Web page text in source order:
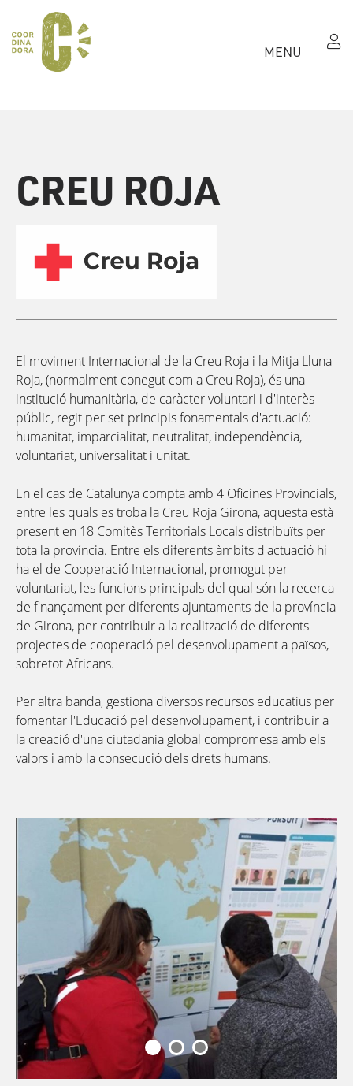
MENU
CREU ROJA
El moviment Internacional de la Creu Roja i la Mitja Lluna
Roja, (normalment conegut com a Creu Roja), és una
institució humanitària, de caràcter voluntari i d'interès
públic, regit per set principis fonamentals d'actuació:
humanitat, imparcialitat, neutralitat, independència,
voluntariat, universalitat i unitat.
En el cas de Catalunya compta amb 4 Oficines Provincials,
entre les quals es troba la Creu Roja Girona, aquesta està
present en 18 Comitès Territorials Locals distribuïts per
tota la província. Entre els diferents àmbits d'actuació hi
ha el de Cooperació Internacional, promogut per
voluntariat, les funcions principals del qual són la recerca
de finançament per diferents ajuntaments de la província
de Girona, per contribuir a la realització de diferents
projectes de cooperació pel desenvolupament a països,
sobretot Africans.
Per altra banda, gestiona diversos recursos educatius per
fomentar l'Educació pel desenvolupament, i contribuir a
la creació d'una ciutadania global compromesa amb els
valors i amb la consecució dels drets humans.